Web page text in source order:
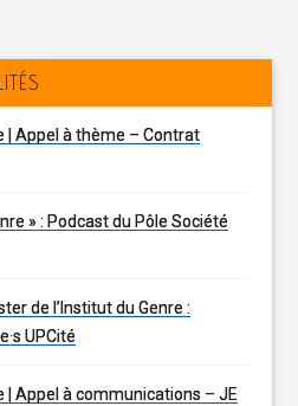
| Appel à thème – Contrat
» : Podcast du Pôle Société
de l’Institut du Genre :
UPCité
| Appel à communications – JE